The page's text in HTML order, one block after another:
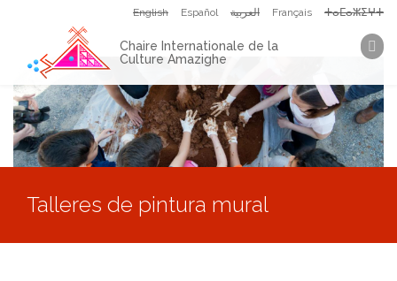
Aller au contenu principal
English Español العربية Français ⵜⴰⵎⴰⵣⵉⵖⵜ
Chaire Internationale de la
Culture Amazighe
Talleres de pintura mural
Vous êtes ici